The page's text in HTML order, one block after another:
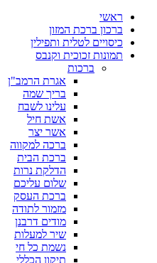
ראשי
ברכון ברכת המזון
כיסויים לטלית ותפילין
תמונות זכוכית וקנבס
ברכות
אגרת הרמב"ן
בריך שמה
עלינו לשבח
אשת חיל
אשר יצר
ברכה למקווה
ברכת הבית
הדלקת נרות
שלום עליכם
ברכת העסק
מזמור לתודה
מודים דרבנן
שיר למעלות
נשמת כל חי
תיקון הכללי